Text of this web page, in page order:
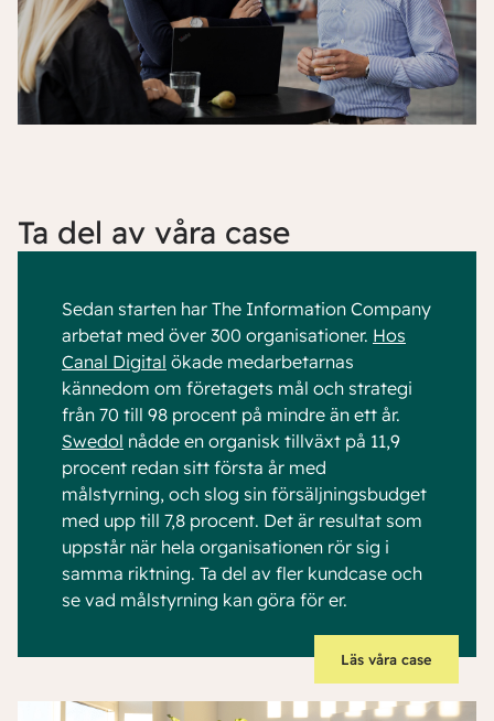
Ta del av våra case
Sedan starten har The Information Company
arbetat med över 300 organisationer. Hos
Canal Digital ökade medarbetarnas
kännedom om företagets mål och strategi
från 70 till 98 procent på mindre än ett år.
Swedol nådde en organisk tillväxt på 11,9
procent redan sitt första år med
målstyrning, och slog sin försäljningsbudget
med upp till 7,8 procent. Det är resultat som
uppstår när hela organisationen rör sig i
samma riktning. Ta del av fler kundcase och
se vad målstyrning kan göra för er.
Läs våra case